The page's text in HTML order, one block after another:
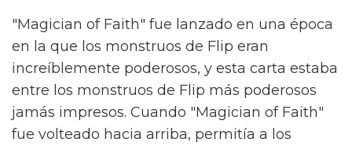
"Magician of Faith" fue lanzado en una época
en la que los monstruos de Flip eran
increíblemente poderosos, y esta carta estaba
entre los monstruos de Flip más poderosos
jamás impresos. Cuando "Magician of Faith"
fue volteado hacia arriba, permitía a los